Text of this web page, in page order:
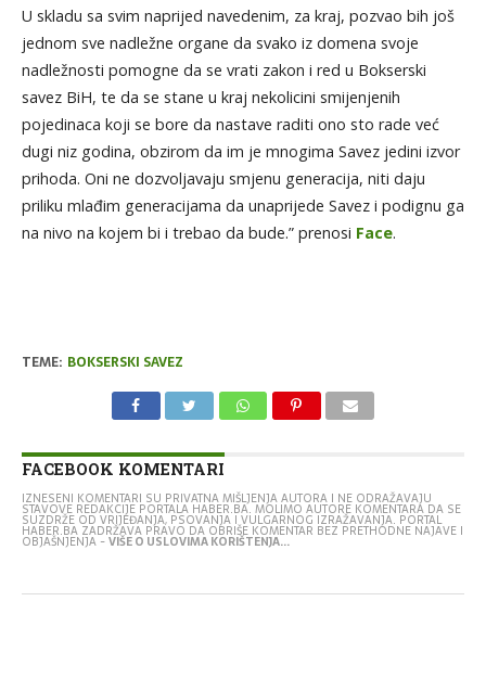
U skladu sa svim naprijed navedenim, za kraj, pozvao bih još
jednom sve nadležne organe da svako iz domena svoje
nadležnosti pomogne da se vrati zakon i red u Bokserski
savez BiH, te da se stane u kraj nekolicini smijenjenih
pojedinaca koji se bore da nastave raditi ono sto rade već
dugi niz godina, obzirom da im je mnogima Savez jedini izvor
prihoda. Oni ne dozvoljavaju smjenu generacija, niti daju
priliku mlađim generacijama da unaprijede Savez i podignu ga
na nivo na kojem bi i trebao da bude.” prenosi Face.
TEME: BOKSERSKI SAVEZ
FACEBOOK KOMENTARI
IZNESENI KOMENTARI SU PRIVATNA MIŠLJENJA AUTORA I NE ODRAŽAVAJU
STAVOVE REDAKCIJE PORTALA HABER.BA. MOLIMO AUTORE KOMENTARA DA SE
SUZDRŽE OD VRIJEĐANJA, PSOVANJA I VULGARNOG IZRAŽAVANJA. PORTAL
HABER.BA ZADRŽAVA PRAVO DA OBRIŠE KOMENTAR BEZ PRETHODNE NAJAVE I
OBJAŠNJENJA -VIŠE O USLOVIMA KORIŠTENJA...